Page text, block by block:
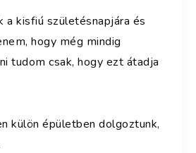
a kisfiú születésnapjára és
hogy még mindig
tudom csak, hogy ezt átadja
külön épületben dolgoztunk,